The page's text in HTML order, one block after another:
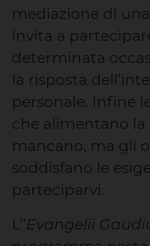
mediazione di
invita a
determinata
la risposta
personale. Infine
che alimentano
mancano, ma gli
soddisfano le
parteciparvi.
L’’Evangelii